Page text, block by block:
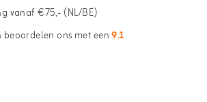
vanaf €75,- (NL/BE)
ons met een9.1